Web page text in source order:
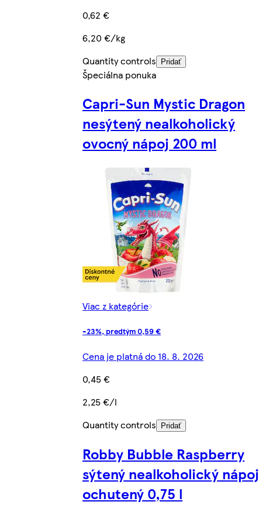
0,62 €
6,20 €/kg
Quantity controls
Pridať
Špeciálna ponuka
Capri-Sun Mystic Dragon
nesýtený nealkoholický
ovocný nápoj 200 ml
Viac z kategórie
-23%, predtým 0,59 €
Cena je platná do 18. 8. 2026
0,45 €
2,25 €/l
Quantity controls
Pridať
Robby Bubble Raspberry
sýtený nealkoholický nápoj
ochutený 0,75 l